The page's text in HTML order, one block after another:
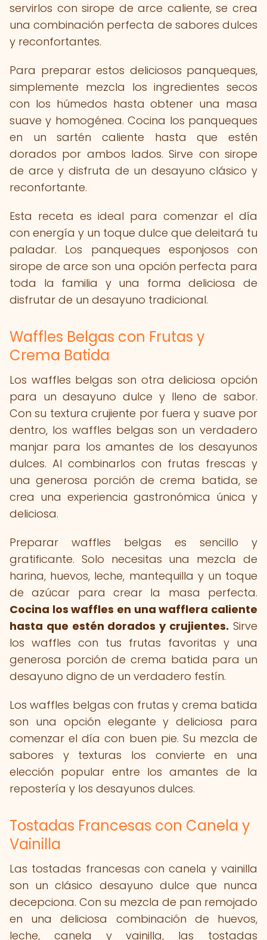
servirlos con sirope de arce caliente, se crea
una combinación perfecta de sabores dulces
y reconfortantes.
Para preparar estos deliciosos panqueques,
simplemente mezcla los ingredientes secos
con los húmedos hasta obtener una masa
suave y homogénea. Cocina los panqueques
en un sartén caliente hasta que estén
dorados por ambos lados. Sirve con sirope
de arce y disfruta de un desayuno clásico y
reconfortante.
Esta receta es ideal para comenzar el día
con energía y un toque dulce que deleitará tu
paladar. Los panqueques esponjosos con
sirope de arce son una opción perfecta para
toda la familia y una forma deliciosa de
disfrutar de un desayuno tradicional.
Waffles Belgas con Frutas y
Crema Batida
Los waffles belgas son otra deliciosa opción
para un desayuno dulce y lleno de sabor.
Con su textura crujiente por fuera y suave por
dentro, los waffles belgas son un verdadero
manjar para los amantes de los desayunos
dulces. Al combinarlos con frutas frescas y
una generosa porción de crema batida, se
crea una experiencia gastronómica única y
deliciosa.
Preparar waffles belgas es sencillo y
gratificante. Solo necesitas una mezcla de
harina, huevos, leche, mantequilla y un toque
de azúcar para crear la masa perfecta.
Cocina los waffles en una wafflera caliente
hasta que estén dorados y crujientes. Sirve
los waffles con tus frutas favoritas y una
generosa porción de crema batida para un
desayuno digno de un verdadero festín.
Los waffles belgas con frutas y crema batida
son una opción elegante y deliciosa para
comenzar el día con buen pie. Su mezcla de
sabores y texturas los convierte en una
elección popular entre los amantes de la
repostería y los desayunos dulces.
Tostadas Francesas con Canela y
Vainilla
Las tostadas francesas con canela y vainilla
son un clásico desayuno dulce que nunca
decepciona. Con su mezcla de pan remojado
en una deliciosa combinación de huevos,
leche, canela y vainilla, las tostadas